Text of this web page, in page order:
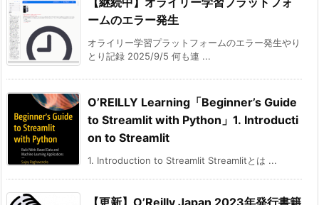
ームのエラー発生
オライリー学習プラットフォームのエラー発生やり
とり記録 2025/9/5 何も連 ...
O’REILLY Learning「Beginner’s Guide
to Streamlit with Python」1. Introducti
on to Streamlit
1. Introduction to Streamlit Streamlitとは ...